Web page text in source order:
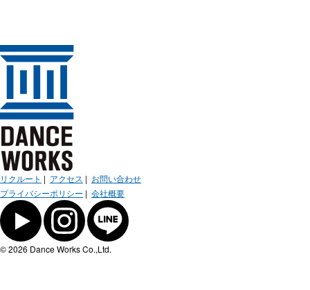
リクルート | アクセス | お問い合わせ
プライバシーポリシー | 会社概要
© 2026 Dance Works Co.,Ltd.